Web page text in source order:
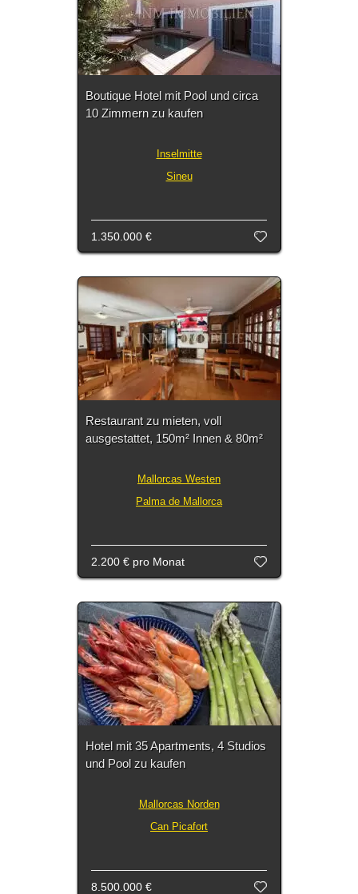
Boutique Hotel mit Pool und circa
10 Zimmern zu kaufen
Inselmitte
Sineu
1.350.000 €
Restaurant zu mieten, voll
ausgestattet, 150m² Innen & 80m²
Mallorcas Westen
Palma de Mallorca
2.200 € pro Monat
Hotel mit 35 Apartments, 4 Studios
und Pool zu kaufen
Mallorcas Norden
Can Picafort
8.500.000 €